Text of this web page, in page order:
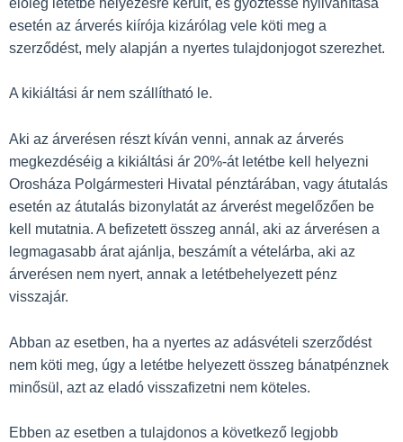
esetén az árverés kiírója kizárólag vele köti meg a
szerződést, mely alapján a nyertes tulajdonjogot szerezhet.
A kikiáltási ár nem szállítható le.
Aki az árverésen részt kíván venni, annak az árverés
megkezdéséig a kikiáltási ár 20%-át letétbe kell helyezni
Orosháza Polgármesteri Hivatal pénztárában, vagy átutalás
esetén az átutalás bizonylatát az árverést megelőzően be
kell mutatnia. A befizetett összeg annál, aki az árverésen a
legmagasabb árat ajánlja, beszámít a vételárba, aki az
árverésen nem nyert, annak a letétbehelyezett pénz
visszajár.
Abban az esetben, ha a nyertes az adásvételi szerződést
nem köti meg, úgy a letétbe helyezett összeg bánatpénznek
minősül, azt az eladó visszafizetni nem köteles.
Ebben az esetben a tulajdonos a következő legjobb